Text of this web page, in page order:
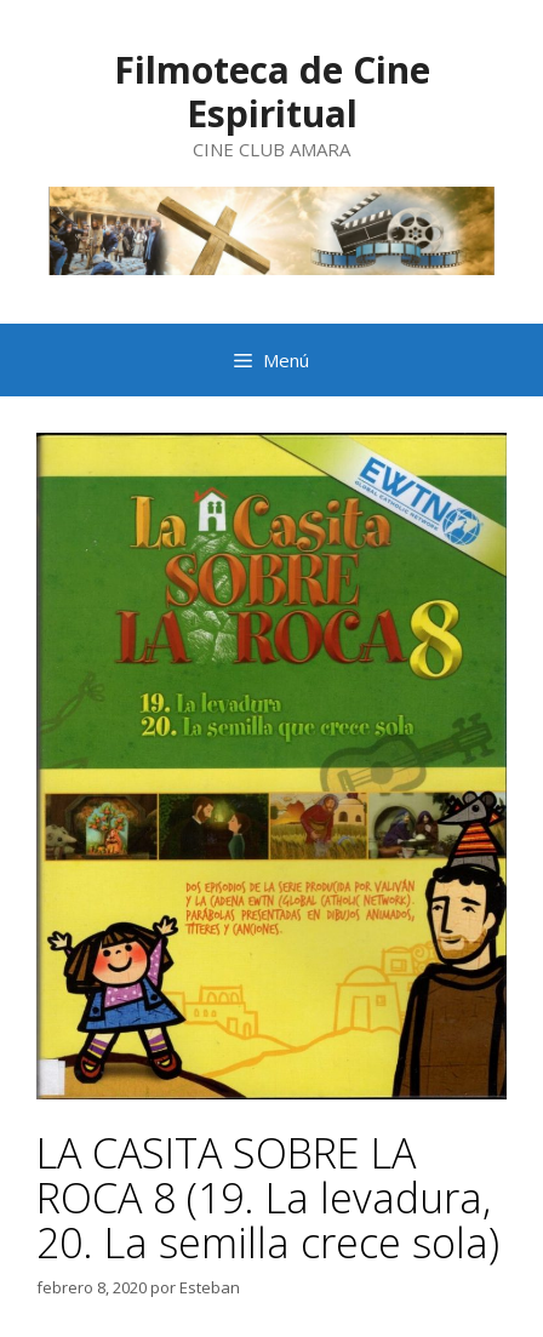
Filmoteca de Cine
Espiritual
CINE CLUB AMARA
Menú
LA CASITA SOBRE LA
ROCA 8 (19. La levadura,
20. La semilla crece sola)
febrero 8, 2020porEsteban